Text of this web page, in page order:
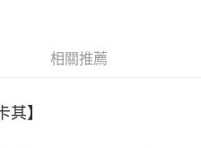
款」的支付方式。 讓您購物簡單
相關推薦
其】